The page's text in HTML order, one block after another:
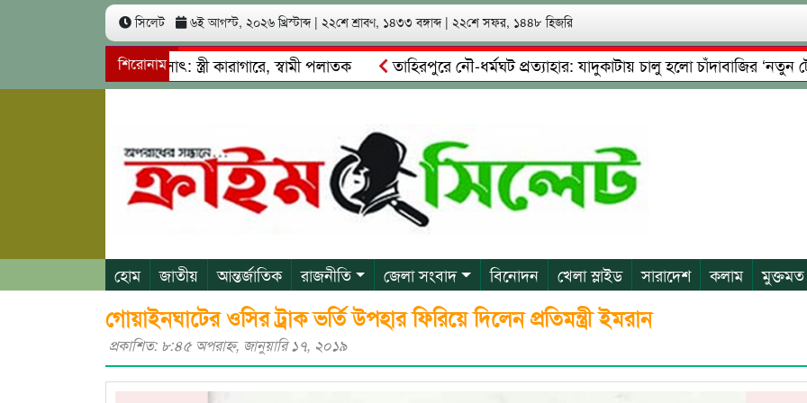
সিলেট ৬ই আগস্ট, ২০২৬ খ্রিস্টাব্দ | ২২শে শ্রাবণ, ১৪৩৩ বঙ্গাব্দ | ২২শে সফর, ১৪৪৮ হিজরি
শিরোনাম
কোটি টাকা আত্মসাৎ: স্ত্রী কারাগারে, স্বামী পলাতক তাহিরপুরে নৌ-ধর্মঘট প্রত্যাহার: যাদুকাটায় চালু হলো চাঁদাবাজির ‘নতুন টোল’!
ও শ্রমিকদের মারধর
নগরীতে কোটি টাকার সম্পত্তি দখলের চেষ্টা: গ্রেফতারের পর জামিনে মূক্ত রাসেল, আতঙ্কে পরিবার
হোম জাতীয় আন্তর্জাতিক রাজনীতি জেলা সংবাদ বিনোদন খেলা স্লাইড সারাদেশ কলাম মুক্তমত
গোয়াইনঘাটের ওসির ট্রাক ভর্তি উপহার ফিরিয়ে দিলেন প্রতিমন্ত্রী ইমরান
প্রকাশিত: ৮:৪৫ অপরাহ্ণ, জানুয়ারি ১৭, ২০১৯